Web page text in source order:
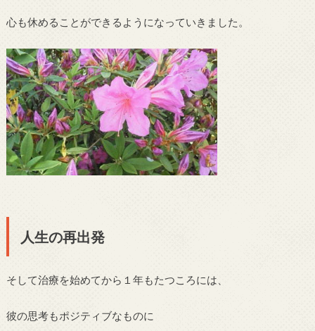
心も休めることができるようになっていきました。
人生の再出発
そして治療を始めてから１年もたつころには、
彼の思考もポジティブなものに